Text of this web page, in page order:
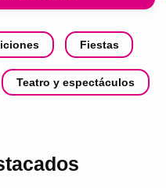
Fiestas
Teatro y espectáculos